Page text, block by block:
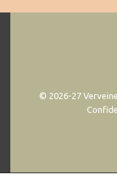
© 2026-27